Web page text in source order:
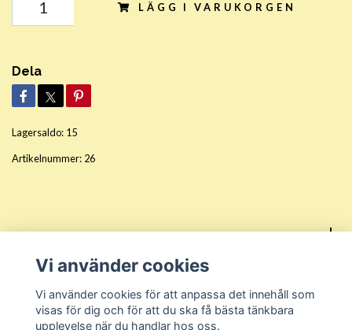
LÄGG I VARUKORGEN
Dela
Lagersaldo: 15
Artikelnummer: 26
Kundtjänst
Vi använder cookies
Vi använder cookies för att anpassa det innehåll som
visas för dig och för att du ska få bästa tänkbara
upplevelse när du handlar hos oss.